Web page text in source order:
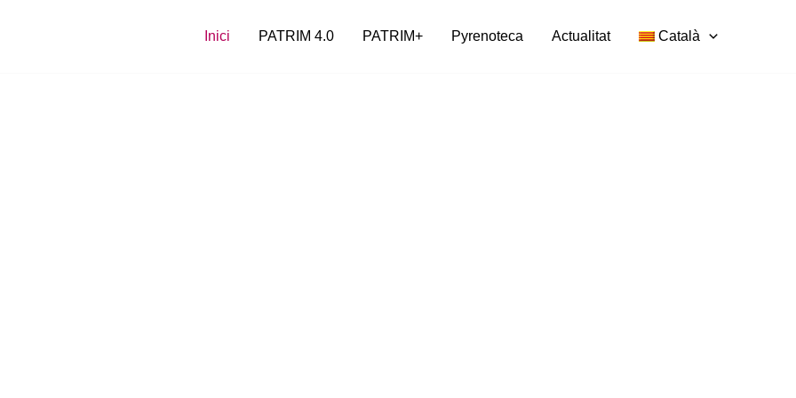
Inici PATRIM 4.0 PATRIM+ Pyrenoteca Actualitat Català